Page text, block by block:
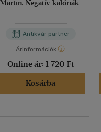
Martin: Negatív kalóriák.
fogytam le?
Antikvár partner
Árinformációk
Online ár: 1 720 Ft
Kosárba